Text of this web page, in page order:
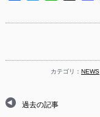
カテゴリ：NEWS
過去の記事